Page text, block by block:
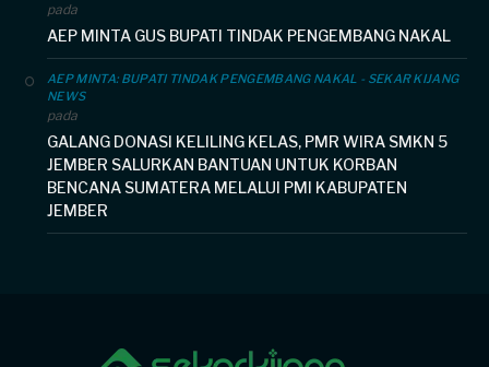
pada
AEP MINTA GUS BUPATI TINDAK PENGEMBANG NAKAL
AEP MINTA: BUPATI TINDAK PENGEMBANG NAKAL - SEKAR KIJANG
NEWS
pada
GALANG DONASI KELILING KELAS, PMR WIRA SMKN 5
JEMBER SALURKAN BANTUAN UNTUK KORBAN
BENCANA SUMATERA MELALUI PMI KABUPATEN
JEMBER